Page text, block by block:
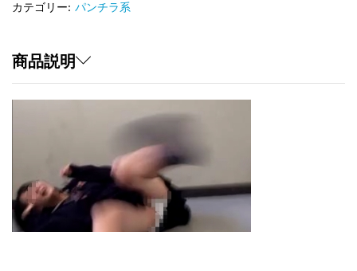
８
カテゴリー: パンチラ系
商品説明